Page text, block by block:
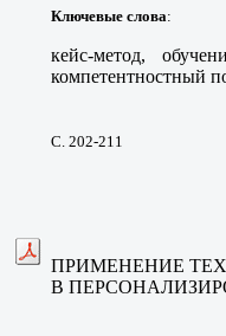
Ключевые слова:
кейс-метод,
компетентностный
С. 202-211
ПРИМЕНЕНИЕ
В